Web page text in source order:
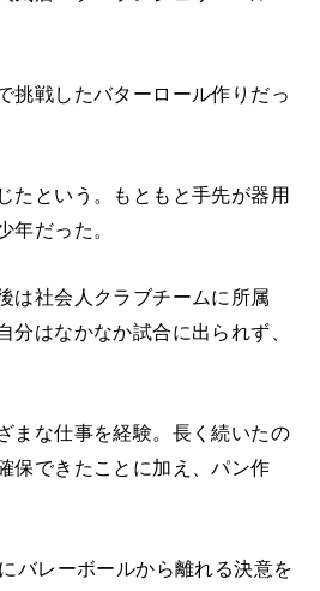
挑戦したバターロール作りだっ
たという。もともと手先が器用
年だった。
は社会人クラブチームに所属
はなかなか試合に出られず、
まな仕事を経験。長く続いたの
保できたことに加え、パン作
バレーボールから離れる決意を